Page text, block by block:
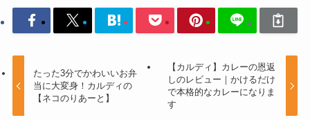
たった3分でかわいいお弁
当に大変身！カルディの
【ネコのりあーと】
【カルディ】カレーの恩返
しのレビュー｜かけるだけ
で本格的なカレーになりま
す